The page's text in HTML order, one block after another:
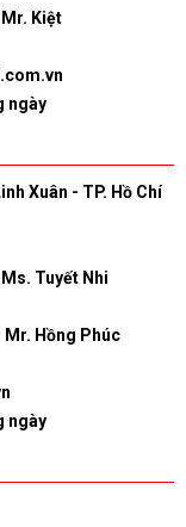
Kiệt
ngày
Xuân - TP. Hồ Chí
Tuyết Nhi
Mr. Hồng Phúc
ngày